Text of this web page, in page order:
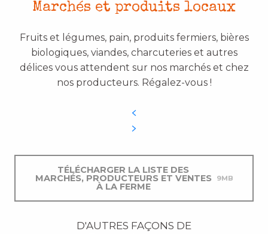
Marchés et produits locaux
Fruits et légumes, pain, produits fermiers, bières
biologiques, viandes, charcuteries et autres
délices vous attendent sur nos marchés et chez
nos producteurs. Régalez-vous !
TÉLÉCHARGER LA LISTE DES
MARCHÉS, PRODUCTEURS ET VENTES
À LA FERME
9MB
D'AUTRES FAÇONS DE